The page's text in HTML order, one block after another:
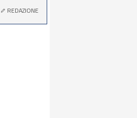
REDAZIONE